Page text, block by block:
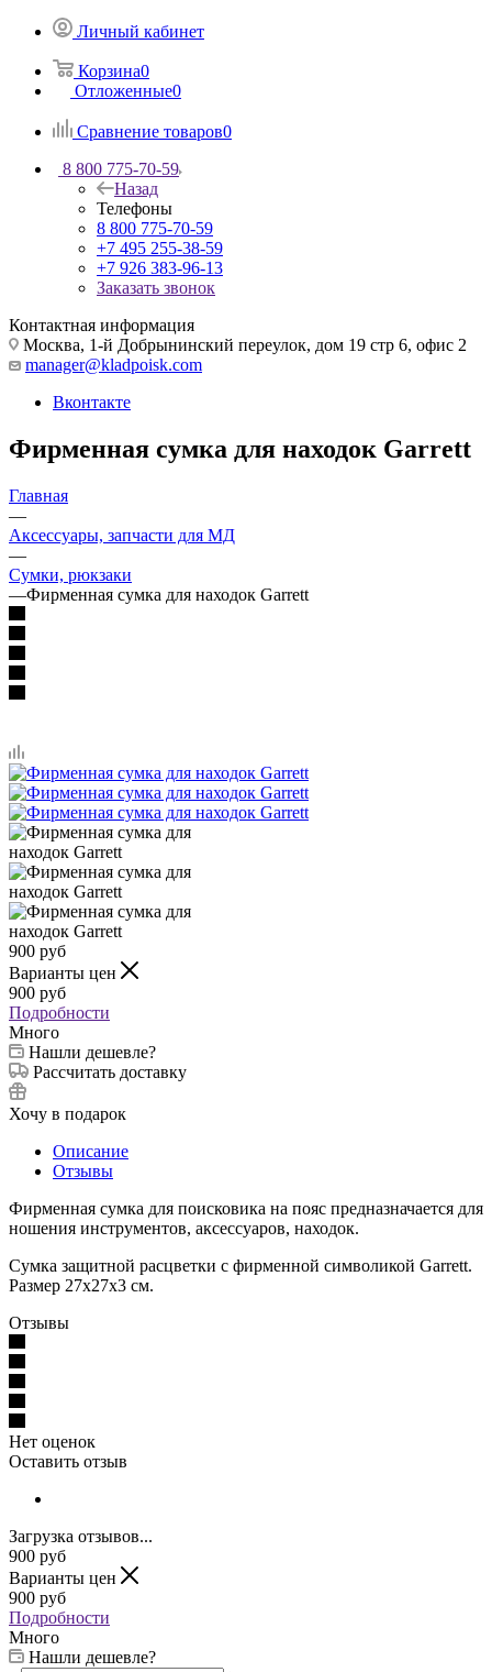
Личный кабинет
Корзина0
Отложенные0
Сравнение товаров0
8 800 775-70-59
Назад
Телефоны
8 800 775-70-59
+7 495 255-38-59
+7 926 383-96-13
Заказать звонок
Контактная информация
Москва, 1-й Добрынинский переулок, дом 19 стр 6, офис 2
manager@kladpoisk.com
Вконтакте
Фирменная сумка для находок Garrett
Главная
—
Аксессуары, запчасти для МД
—
Сумки, рюкзаки
—Фирменная сумка для находок Garrett
900 руб
Варианты цен
900 руб
Подробности
Много
Нашли дешевле?
Рассчитать доставку
Хочу в подарок
Описание
Отзывы
Фирменная сумка для поисковика на пояс предназначается для
ношения инструментов, аксессуаров, находок.
Сумка защитной расцветки с фирменной символикой Garrett.
Размер 27х27x3 см.
Отзывы
Нет оценок
Оставить отзыв
Загрузка отзывов...
900 руб
Варианты цен
900 руб
Подробности
Много
Нашли дешевле?